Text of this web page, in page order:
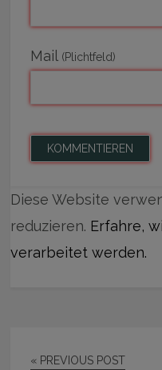
Mail (Plichtfeld)
Diese Website
reduzieren. Erfahre,
verarbeitet werden.
« PREVIOUS POST